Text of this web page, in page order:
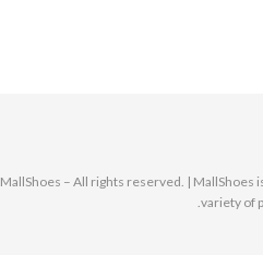
© 2025 MallShoes – All rights reserved. |
variety of